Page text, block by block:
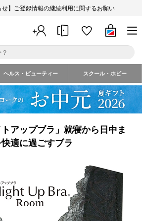
せ】ご登録情報の継続利用に関するお願い
ヘルス・ビューティー スクール・ホビー
アップブラ」就寝から日中ま
適に過ごすブラ